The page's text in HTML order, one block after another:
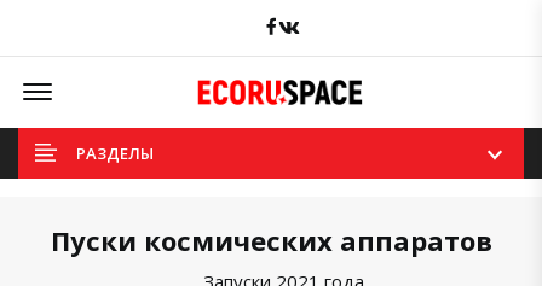
Facebook
Offcanvas Menu Open
РАЗДЕЛЫ
Пуски космических аппаратов
Запуски 2021 года